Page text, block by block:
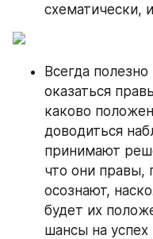
схематически,
Всегда
оказаться
каково
доводиться
принимают
что они правы,
осознают,
будет их
шансы на успех